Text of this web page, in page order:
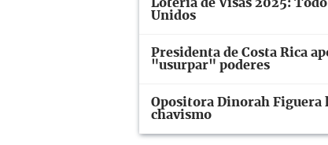
Lotería de Visas 2025:
Unidos
Presidenta de Costa Rica
"usurpar" poderes
Opositora Dinorah Figuera
chavismo